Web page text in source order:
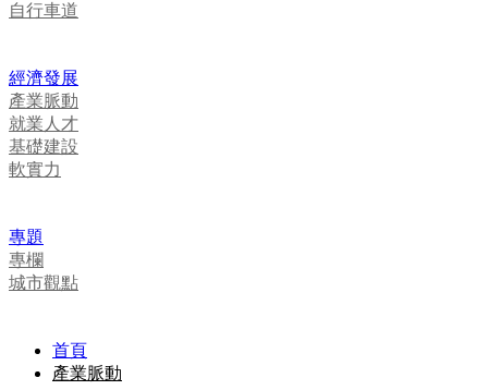
自行車道
經濟發展
產業脈動
就業人才
基礎建設
軟實力
專題
專欄
城市觀點
首頁
產業脈動